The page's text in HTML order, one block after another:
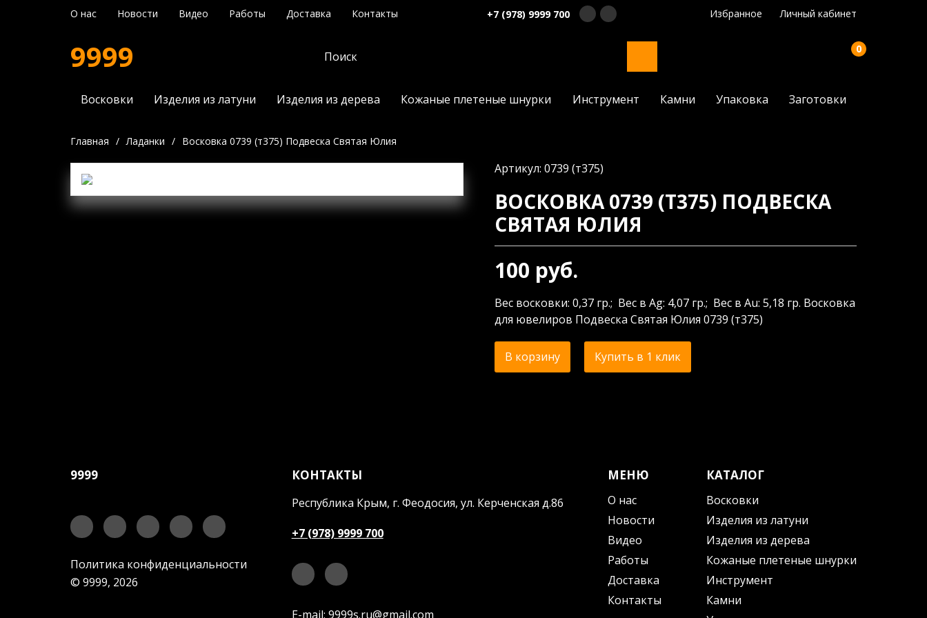
О нас Новости Видео Работы Доставка Контакты +7 (978) 9999 700 Избранное Личный кабинет
9999 0
Восковки Изделия из латуни Изделия из дерева Кожаные плетеные шнурки Инструмент Камни Упаковка Заготовки
Главная / Ладанки / Восковка 0739 (т375) Подвеска Святая Юлия
Артикул: 0739 (т375)
ВОСКОВКА 0739 (Т375) ПОДВЕСКА
СВЯТАЯ ЮЛИЯ
100 руб.
Вес восковки: 0,37 гр.; Вес в Ag: 4,07 гр.; Вес в Au: 5,18 гр. Восковка
для ювелиров Подвеска Святая Юлия 0739 (т375)
В корзину Купить в 1 клик
9999
Политика конфиденциальности
© 9999, 2026
КОНТАКТЫ
Республика Крым, г. Феодосия, ул. Керченская д.86
+7 (978) 9999 700
E-mail: 9999s.ru@gmail.com
МЕНЮ
О нас
Новости
Видео
Работы
Доставка
Контакты
КАТАЛОГ
Восковки
Изделия из латуни
Изделия из дерева
Кожаные плетеные шнурки
Инструмент
Камни